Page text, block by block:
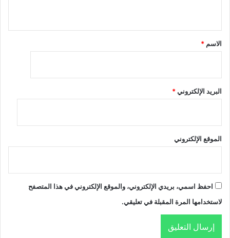
الاسم *
البريد الإلكتروني*
الموقع الإلكتروني
احفظ اسمي، بريدي الإلكتروني، والموقع الإلكتروني في هذا المتصفح
لاستخدامها المرة المقبلة في تعليقي.